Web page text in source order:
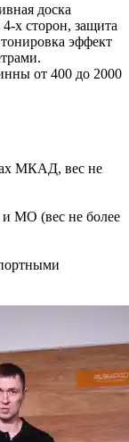
доска
х сторон, защита
эффект
от 400 до 2000
МКАД, вес не
МО (вес не более